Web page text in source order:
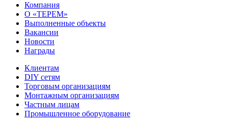
Компания
О «ТЕРЕМ»
Выполненные объекты
Вакансии
Новости
Награды
Клиентам
DIY сетям
Торговым организациям
Монтажным организациям
Частным лицам
Промышленное оборудование